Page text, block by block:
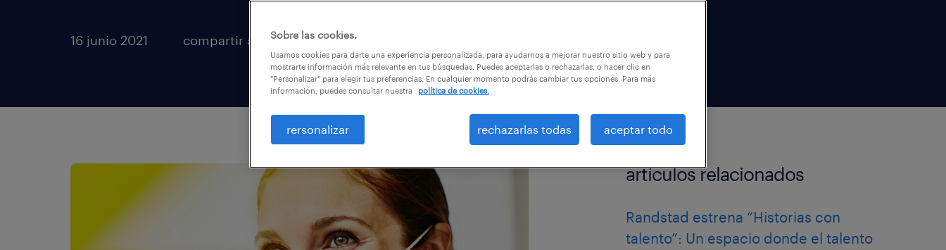
16 junio 2021 compartir artículos
artículos relacionados
Randstad estrena “Historias con
talento”: Un espacio donde el talento
Sobre las cookies.
Usamos cookies para darte una experiencia personalizada, para ayudarnos a mejorar nuestro sitio web y para
mostrarte información más relevante en tus búsquedas. Puedes aceptarlas o rechazarlas, o hacer clic en
"Personalizar" para elegir tus preferencias. En cualquier momento podrás cambiar tus opciones. Para más
información, puedes consultar nuestra
política de cookies.
rersonalizar rechazarlas todas aceptar todo